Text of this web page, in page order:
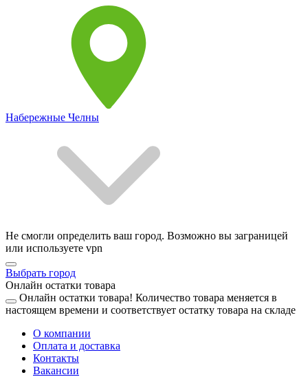
Набережные Челны
Не смогли определить ваш город. Возможно вы заграницей
или используете vpn
Выбрать город
Онлайн остатки товара
Онлайн остатки товара! Количество товара меняется в
настоящем времени и соответствует остатку товара на складе
О компании
Оплата и доставка
Контакты
Вакансии